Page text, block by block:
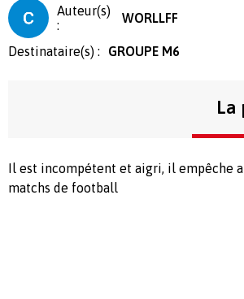
Auteur(s)
:
WORLLFF
Destinataire(s) : GROUPE M6
La
Il est incompétent et aigri, il empêche
matchs de football